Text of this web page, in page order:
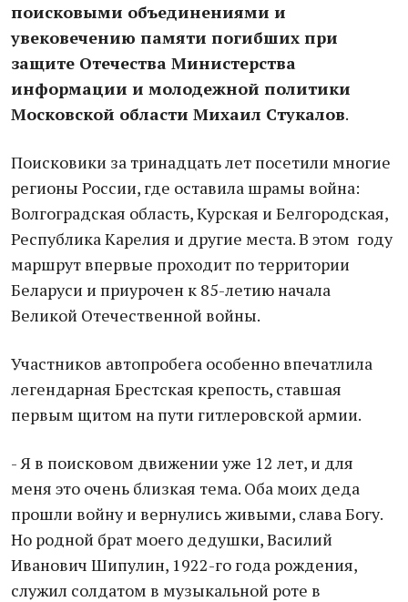
поисковыми объединениями и
увековечению памяти погибших при
защите Отечества Министерства
информации и молодежной политики
Московской области Михаил Стукалов.
Поисковики за тринадцать лет посетили многие
регионы России, где оставила шрамы война:
Волгоградская область, Курская и Белгородская,
Республика Карелия и другие места. В этом году
маршрут впервые проходит по территории
Беларуси и приурочен к 85-летию начала
Великой Отечественной войны.
Участников автопробега особенно впечатлила
легендарная Брестская крепость, ставшая
первым щитом на пути гитлеровской армии.
- Я в поисковом движении уже 12 лет, и для
меня это очень близкая тема. Оба моих деда
прошли войну и вернулись живыми, слава Богу.
Но родной брат моего дедушки, Василий
Иванович Шипулин, 1922-го года рождения,
служил солдатом в музыкальной роте в